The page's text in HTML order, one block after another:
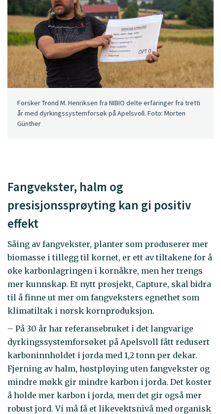
Forsker Trond M. Henriksen fra NIBIO delte erfaringer fra tretti
år med dyrkingssystemforsøk på Apelsvoll. Foto: Morten
Günther
Fangvekster, halm og
presisjonssprøyting kan gi positiv
effekt
Såing av fangvekster, planter som produserer mer
biomasse i tillegg til kornet, er ett av tiltakene for å
øke karbonlagringen i kornåkre, men her trengs
mer kunnskap. Et nytt prosjekt, Capture, skal bidra
til å finne ut mer om fangveksters egnethet som
klimatiltak i norsk kornproduksjon.
– På 30 år har referansebruket i det langvarige
dyrkingssystemforsøket på Apelsvoll fått redusert
karboninnholdet i jorda med 1,2 tonn per dekar.
Fjerning av halm, høstpløying uten fangvekster og
mindre møkk gir mindre karbon i jorda. Det koster
å holde mer karbon i jorda, men det gir også mer
robust jord. Vi må få et likevektsnivå med organisk